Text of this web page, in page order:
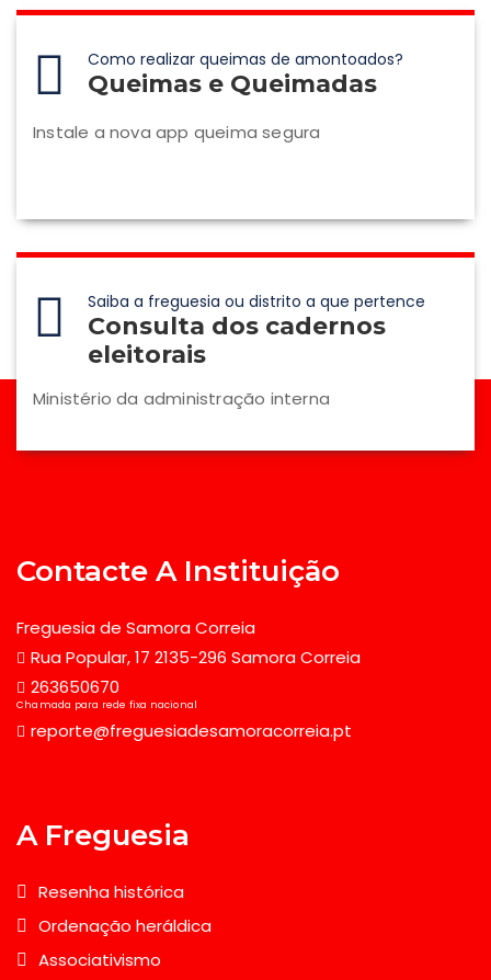
Como realizar queimas de amontoados?
Queimas e Queimadas
Instale a nova app queima segura
Saiba a freguesia ou distrito a que pertence
Consulta dos cadernos
eleitorais
Ministério da administração interna
Contacte A Instituição
Freguesia de Samora Correia
Rua Popular, 17 2135-296 Samora Correia
263650670
Chamada para rede fixa nacional
reporte@freguesiadesamoracorreia.pt
A Freguesia
Resenha histórica
Ordenação heráldica
Associativismo